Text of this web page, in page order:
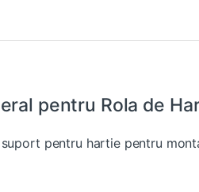
pentru Rola de
pentru hartie pentru